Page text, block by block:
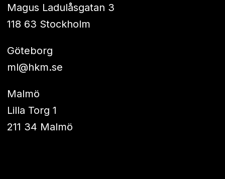
Magus Ladulåsgatan 3
118 63 Stockholm
Göteborg
ml@hkm.se
Malmö
Lilla Torg 1
211 34 Malmö